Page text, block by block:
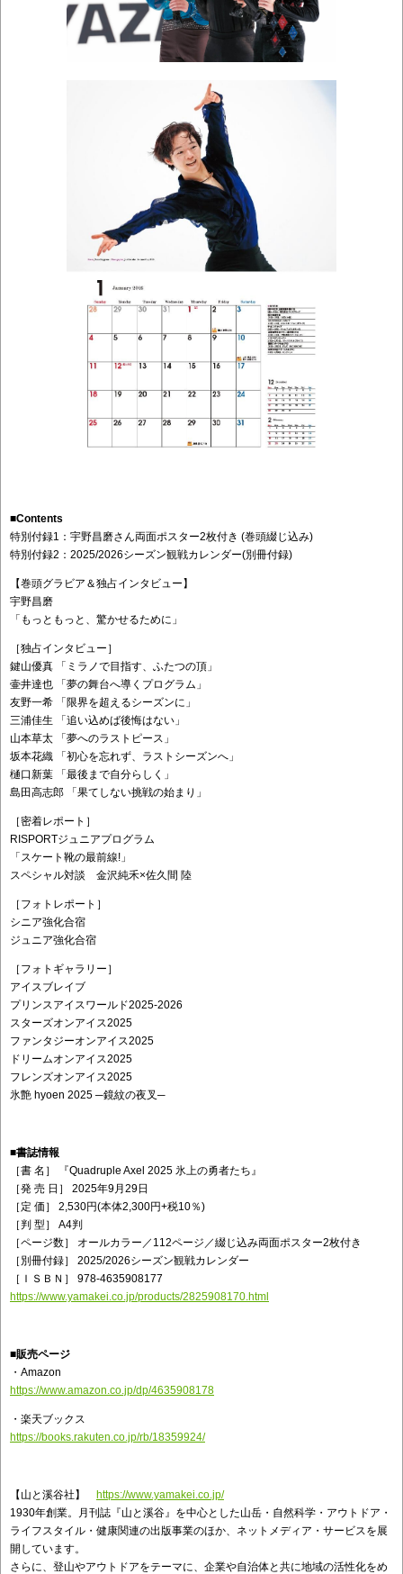
■Contents
特別付録1：宇野昌磨さん両面ポスター2枚付き (巻頭綴じ込み)
特別付録2：2025/2026シーズン観戦カレンダー(別冊付録)
【巻頭グラビア＆独占インタビュー】
宇野昌磨
「もっともっと、驚かせるために」
［独占インタビュー］
鍵山優真 「ミラノで目指す、ふたつの頂」
壷井達也 「夢の舞台へ導くプログラム」
友野一希 「限界を超えるシーズンに」
三浦佳生 「追い込めば後悔はない」
山本草太 「夢へのラストピース」
坂本花織 「初心を忘れず、ラストシーズンへ」
樋口新葉 「最後まで自分らしく」
島田高志郎 「果てしない挑戦の始まり」
［密着レポート］
RISPORTジュニアプログラム
「スケート靴の最前線!」
スペシャル対談 金沢純禾×佐久間 陸
［フォトレポート］
シニア強化合宿
ジュニア強化合宿
［フォトギャラリー］
アイスブレイブ
プリンスアイスワールド2025-2026
スターズオンアイス2025
ファンタジーオンアイス2025
ドリームオンアイス2025
フレンズオンアイス2025
氷艶 hyoen 2025 ─鏡紋の夜叉─
■書誌情報
［書 名］ 『Quadruple Axel 2025 氷上の勇者たち』
［発 売 日］ 2025年9月29日
［定 価］ 2,530円(本体2,300円+税10％)
［判 型］ A4判
［ページ数］ オールカラー／112ページ／綴じ込み両面ポスター2枚付き
［別冊付録］ 2025/2026シーズン観戦カレンダー
［ＩＳＢＮ］ 978-4635908177
https://www.yamakei.co.jp/products/2825908170.html
■販売ページ
・Amazon
https://www.amazon.co.jp/dp/4635908178
・楽天ブックス
https://books.rakuten.co.jp/rb/18359924/
【山と溪谷社】 https://www.yamakei.co.jp/
1930年創業。月刊誌『山と溪谷』を中心とした山岳・自然科学・アウトドア・
ライフスタイル・健康関連の出版事業のほか、ネットメディア・サービスを展
開しています。
さらに、登山やアウトドアをテーマに、企業や自治体と共に地域の活性化をめ